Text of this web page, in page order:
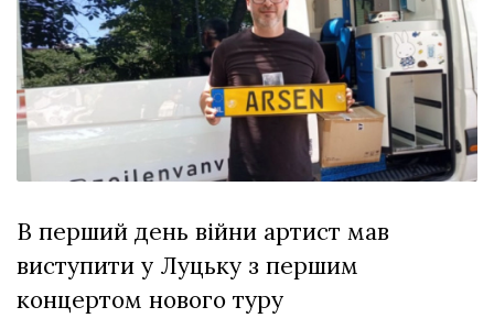
залишив у
Луцьку
три...
27 Липня 2026
738 переглядів
Всі розділи
Афіша
ZONE 18+
В перший день війни артист мав
виступити у Луцьку з першим
концертом нового туру